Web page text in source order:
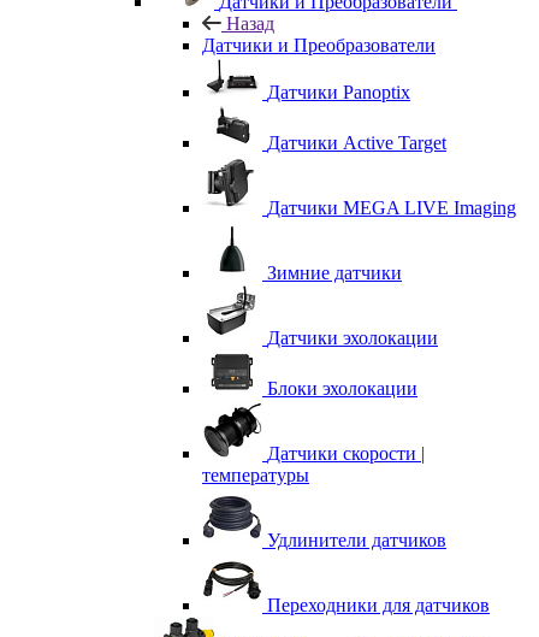
Назад
Датчики и Преобразователи
Датчики Panoptix
Датчики Active Target
Датчики MEGA LIVE Imaging
Зимние датчики
Датчики эхолокации
Блоки эхолокации
Датчики скорости |
температуры
Удлинители датчиков
Переходники для датчиков